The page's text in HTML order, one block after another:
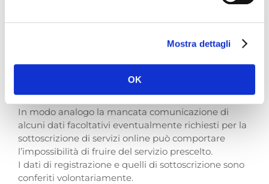
Mostra dettagli
OK
il loro mancato conferimento comporta
l’impossibilità di registrarsi al portale.
In modo analogo la mancata comunicazione di
alcuni dati facoltativi eventualmente richiesti per la
sottoscrizione di servizi online può comportare
l’impossibilità di fruire del servizio prescelto.
I dati di registrazione e quelli di sottoscrizione sono
conferiti volontariamente.